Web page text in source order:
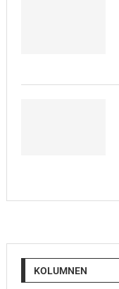
KOLUMNEN